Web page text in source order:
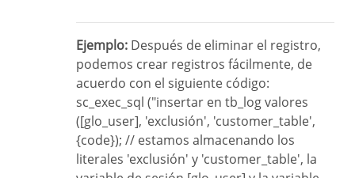
Ejemplo: Después de eliminar el registro,
podemos crear registros fácilmente, de
acuerdo con el siguiente código:
sc_exec_sql ("insertar en tb_log valores
([glo_user], 'exclusión', 'customer_table',
{code}); // estamos almacenando los
literales 'exclusión' y 'customer_table', la